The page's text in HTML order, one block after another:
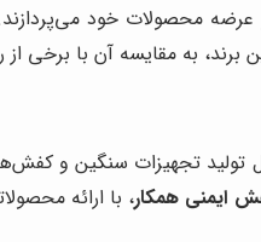
عرضه محصولات خود
به مقایسه آن با برخی از
تولید تجهیزات سنگین و
ایمنی همکار، با ارائه